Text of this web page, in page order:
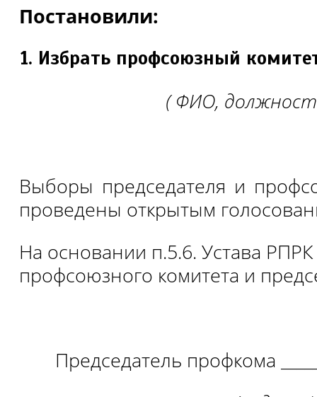
Постановили:
Избрать профсоюзный
( ФИО,
Выборы председателя и
проведены открытым
На основании п.5.6. Устава
профсоюзного комитета и
Председатель профкома